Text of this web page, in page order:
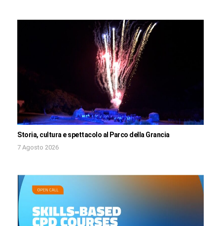
Storia, cultura e spettacolo al Parco della Grancia
7 Agosto 2026